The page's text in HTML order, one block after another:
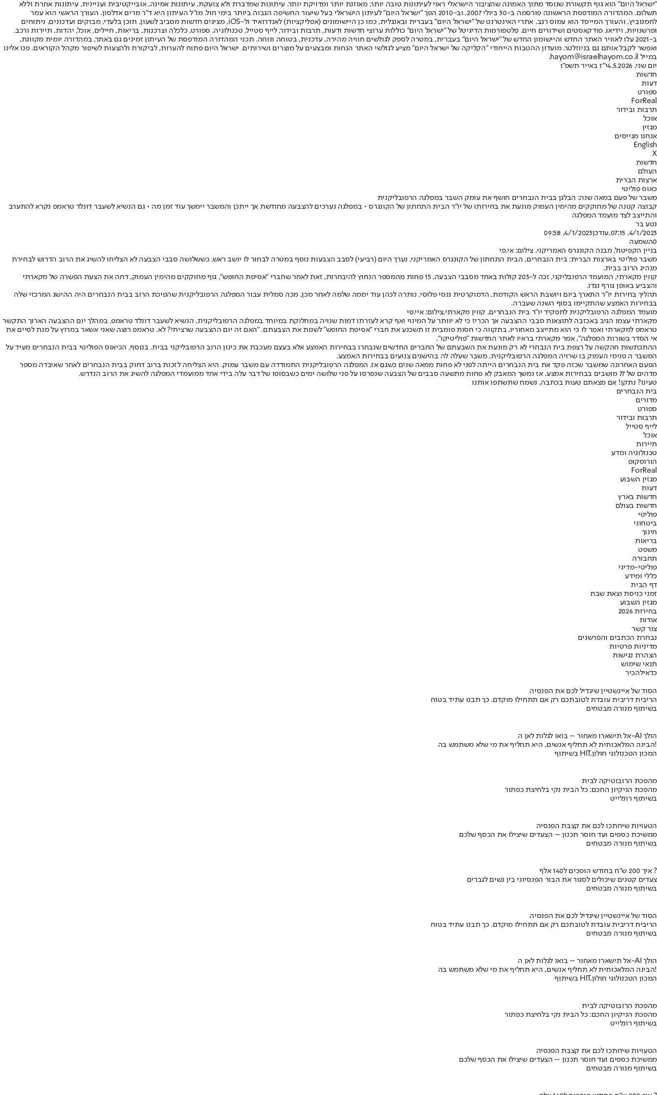
"ישראל היום" הוא גוף תקשורת שנוסד מתוך האמונה שהציבור הישראלי ראוי לעיתונות טובה יותר, מאוזנת יותר ומדויקת יותר. עיתונות שמדברת ולא צועקת. עיתונות אמינה, אובייקטיבית ועניינית. עיתונות אחרת וללא
תשלום. המהדורה המודפסת הראשונה פורסמה ב-30 ביולי 2007, וב-2010 הפך "ישראל היום" לעיתון הישראלי בעל שיעור החשיפה הגבוה ביותר בימי חול. מו"ל העיתון היא ד"ר מרים אדלסון. העורך הראשי הוא עמר
לחמנוביץ, והעורך המייסד הוא עמוס רגב. אתרי האינטרנט של "ישראל היום" בעברית ובאנגלית, כמו כן היישומונים (אפליקציות) לאנדרואיד ול-iOS, מציגים חדשות מסביב לשעון, תוכן בלעדי, מבזקים ועדכונים, ניתוחים
ופרשנויות, וידיאו, פודקאסטים ושידורים חיים. פלטפורמות הדיגיטל של "ישראל היום" כוללות ערוצי חדשות ודעות, תרבות ובידור, לייף סטייל, טכנולוגיה, ספורט, כלכלה וצרכנות, בריאות, חיילים, אוכל, יהדות, תיירות ורכב.
ב-2021 עלו לאוויר האתר החדש והיישומון החדש של "ישראל היום" בעברית, במטרה לספק לגולשים חוויה מהירה, עדכנית, בטוחה ונוחה. תכני המהדורה המודפסת של העיתון זמינים גם באתר, במהדורה יומית מקוונת,
ואפשר לקבל אותם גם בניוזלטר. מועדון ההטבות הייחודי "הקליקה של ישראל היום" מציע לגולשי האתר הנחות ומבצעים על מוצרים ושירותים. ישראל היום פתוח להערות, לביקורת ולהצעות לשיפור מקהל הקוראים. פנו אלינו
במייל hayom@israelhayom.co.il.
יום שני, 4.5.2026
י"ז באייר תשפ"ו
חדשות
דעות
ספורט
ForReal
תרבות ובידור
אוכל
מגזין
אנחנו מגייסים
English
X
חדשות
העולם
ארצות הברית
כאוס פוליטי
משבר של פעם במאה שנה: הבלגן בבית הנבחרים חושף את עומק השבר במפלגה הרפובליקנית
קבוצה קטנה של מחוקקים מהימין העמוק מונעת את בחירותו של יו"ר הבית התחתון של הקונגרס • במפלגה נערכים להצבעה מחודשת אך ייתכן והמשבר יימשך עוד זמן מה • גם הנשיא לשעבר דונלד טראמפ נקרא להתערב
והתייצב לצד מועמד המפלגה
נטע בר
4/1/2023, 07:15
,עודכן4/1/2023, 09:58
0השמעה
בניין הקפיטול, מבנה הקונגרס האמריקני, צילום: אי.פי
משבר פוליטי בארצות הברית: בית הנבחרים, הבית התחתון של הקונגרס האמריקני, נערך היום (רביעי) לסבב הצבעות נוסף במטרה לבחור לו יושב ראש, כששלושה סבבי הצבעה לא הצליחו להשיג את הרוב הדרוש לבחירת
מנהיג הרוב בבית.
קווין מקארתי, המועמד הרפובליקני, זכה ל-203 קולות באחד מסבבי הצבעה, 15 פחות מהמספר הנחוץ להיבחרות, זאת לאחר שחברי "אסיפת החופש", גוף מחוקקים מהימין העמוק, דחה את הצעת הפשרה של מקארתי
והצביע באופן גורף נגדו.
תהליך בחירות יו"ר התארך ביום ויושבת הראש הקודמת, הדמוקרטית ננסי פלוסי, נותרה לכהן עוד יממה שלמה לאחר מכן, מכה סמלית עבור המפלגה הרפובליקנית שהפיכת הרוב בבית הנבחרים היה ההישג המרכזי שלה
בבחירות האמצע שהתקיימו בסוף השנה שעברה.
מועמד המפלגה הרפובליקנית לתפקיד יו"ר בית הנבחרים, קווין מקארתי,צילום: איי.פי
מקארתי עצמו הגיב באכזבה לתוצאות סבבי ההצבעה אך הכריז כי לא יוותר על המינוי ואף קרא לעזרתו דמות שנויה במחלוקת במיוחד במפלגה הרפובליקנית, הנשיא לשעבר דונלד טראמפ. במהלך יום ההצבעה הארוך התקשר
טראמפ למקארתי ואמר לו כי הוא מתייצב מאחוריו, בתקווה כי חסות פומבית זו תשכנע את חברי "אסיפת החופש" לשנות את הצבעתם. "האם זה יום ההצבעה שרציתי? לא. טראמפ רוצה שאני אשאר במרוץ על מנת לסיים את
אי הסדר בשורות המפלגה", אמר מקארתי בראיו לאתר החדשות "פוליטיקו".
ההתכתשות חהקשה על רצפת בית הנבחרי לא רק מונעת את השבעתם של החברים החדשים שנבחרו בבחירות האמצע אלא בעצם מעכבת את כינון הרוב הרפובליקני בבית. בנוסף, הכיאוס הפוליטי בבית הנבחרים מעיד על
המשבר ה פנימי העמוק בו שרויה המפלגה הרפובליקנית, משבר שעלה לה בהישגים צנועים בבחירות האמצע.
הפעם האחרונה שמשבר שכזה פקד את בית הנבחרים הייתה לפני לא פחות ממאה שנים כשגם אז, המפלגה הרפובליקנית התמודדה עם משבר עמוק. היא הצליחה לזכות ברוב דחוק בבית הנבחרים לאחר שאיבדה מספר
מדהים של 77 מושבים בבחירות אמצע. אז נמשך המאבק לא פחות מתשעה סבבים של הצבעה שנפרסו על פני שלושה ימים כשבסופו של דבר עלה בידי אחד ממועמדי המפלגה להשיג את הרוב הנדרש.
טעינו? נתקן! אם מצאתם טעות בכתבה, נשמח שתשתפו אותנו
בית הנבחרים
מדורים
ספורט
תרבות ובידור
לייף סטייל
אוכל
תיירות
טכנולוגיה ומדע
הורוסקופ
ForReal
מגזין השבוע
דעות
חדשות בארץ
חדשות בעולם
פוליטי
ביטחוני
חינוך
בריאות
משפט
תחבורה
פוליטי-מדיני
כללי ומידע
דף הבית
זמני כניסת וצאת שבת
מגזין השבוע
בחירות 2026
אודות
צור קשר
נבחרת הכתבים והפרשנים
מדיניות פרטיות
הצהרת נגישות
תנאי שימוש
כדאילהכיר
הסוד של איינשטיין שיגדיל לכם את הפנסיה
הריבית דריבית עובדת לטובתכם רק אם תתחילו מוקדם. כך תבנו עתיד בטוח
בשיתוף מנורה מבטחים
אל תישארו מאחור – בואו לגלות לאן ה-AI הולך
הבינה המלאכותית לא תחליף אנשים, היא תחליף את מי שלא משתמש בה!
בשיתוף HIT,המכון הטכנולוגי חולון
מהפכת הרובוטיקה לבית
מהפכת הניקיון החכם: כל הבית נקי בלחיצת כפתור
בשיתוף רונלייט
הטעויות שיחתכו לכם את קצבת הפנסיה
ממשיכת כספים ועד חוסר תכנון – הצעדים שיצילו את הכסף שלכם
בשיתוף מנורה מבטחים
איך 200 ש"ח בחודש הופכים ל140 אלף ?
צעדים קטנים שיכולים לסגור את הבור הפנסיוני בין נשים לגברים
בשיתוף מנורה מבטחים
הסוד של איינשטיין שיגדיל לכם את הפנסיה
הריבית דריבית עובדת לטובתכם רק אם תתחילו מוקדם. כך תבנו עתיד בטוח
בשיתוף מנורה מבטחים
אל תישארו מאחור – בואו לגלות לאן ה-AI הולך
הבינה המלאכותית לא תחליף אנשים, היא תחליף את מי שלא משתמש בה!
בשיתוף HIT,המכון הטכנולוגי חולון
מהפכת הרובוטיקה לבית
מהפכת הניקיון החכם: כל הבית נקי בלחיצת כפתור
בשיתוף רונלייט
הטעויות שיחתכו לכם את קצבת הפנסיה
ממשיכת כספים ועד חוסר תכנון – הצעדים שיצילו את הכסף שלכם
בשיתוף מנורה מבטחים